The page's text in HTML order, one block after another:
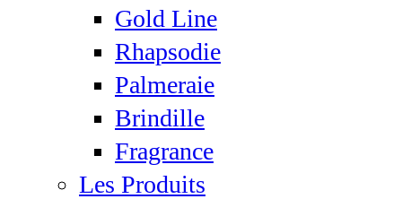
Gold Line
Rhapsodie
Palmeraie
Brindille
Fragrance
Les Produits